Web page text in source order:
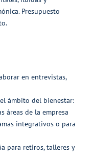
Presupuesto
en entrevistas,
ámbito del bienestar:
áreas de la empresa
integrativos o para
para retiros, talleres y